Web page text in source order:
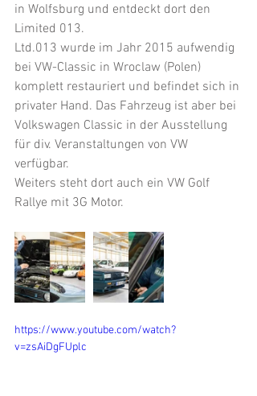
in Wolfsburg und entdeckt dort den
Limited 013.
Ltd.013 wurde im Jahr 2015 aufwendig
bei VW-Classic in Wroclaw (Polen)
komplett restauriert und befindet sich in
privater Hand. Das Fahrzeug ist aber bei
Volkswagen Classic in der Ausstellung
für div. Veranstaltungen von VW
verfügbar.
Weiters steht dort auch ein VW Golf
Rallye mit 3G Motor.
https://www.youtube.com/watch?
v=zsAiDgFUplc